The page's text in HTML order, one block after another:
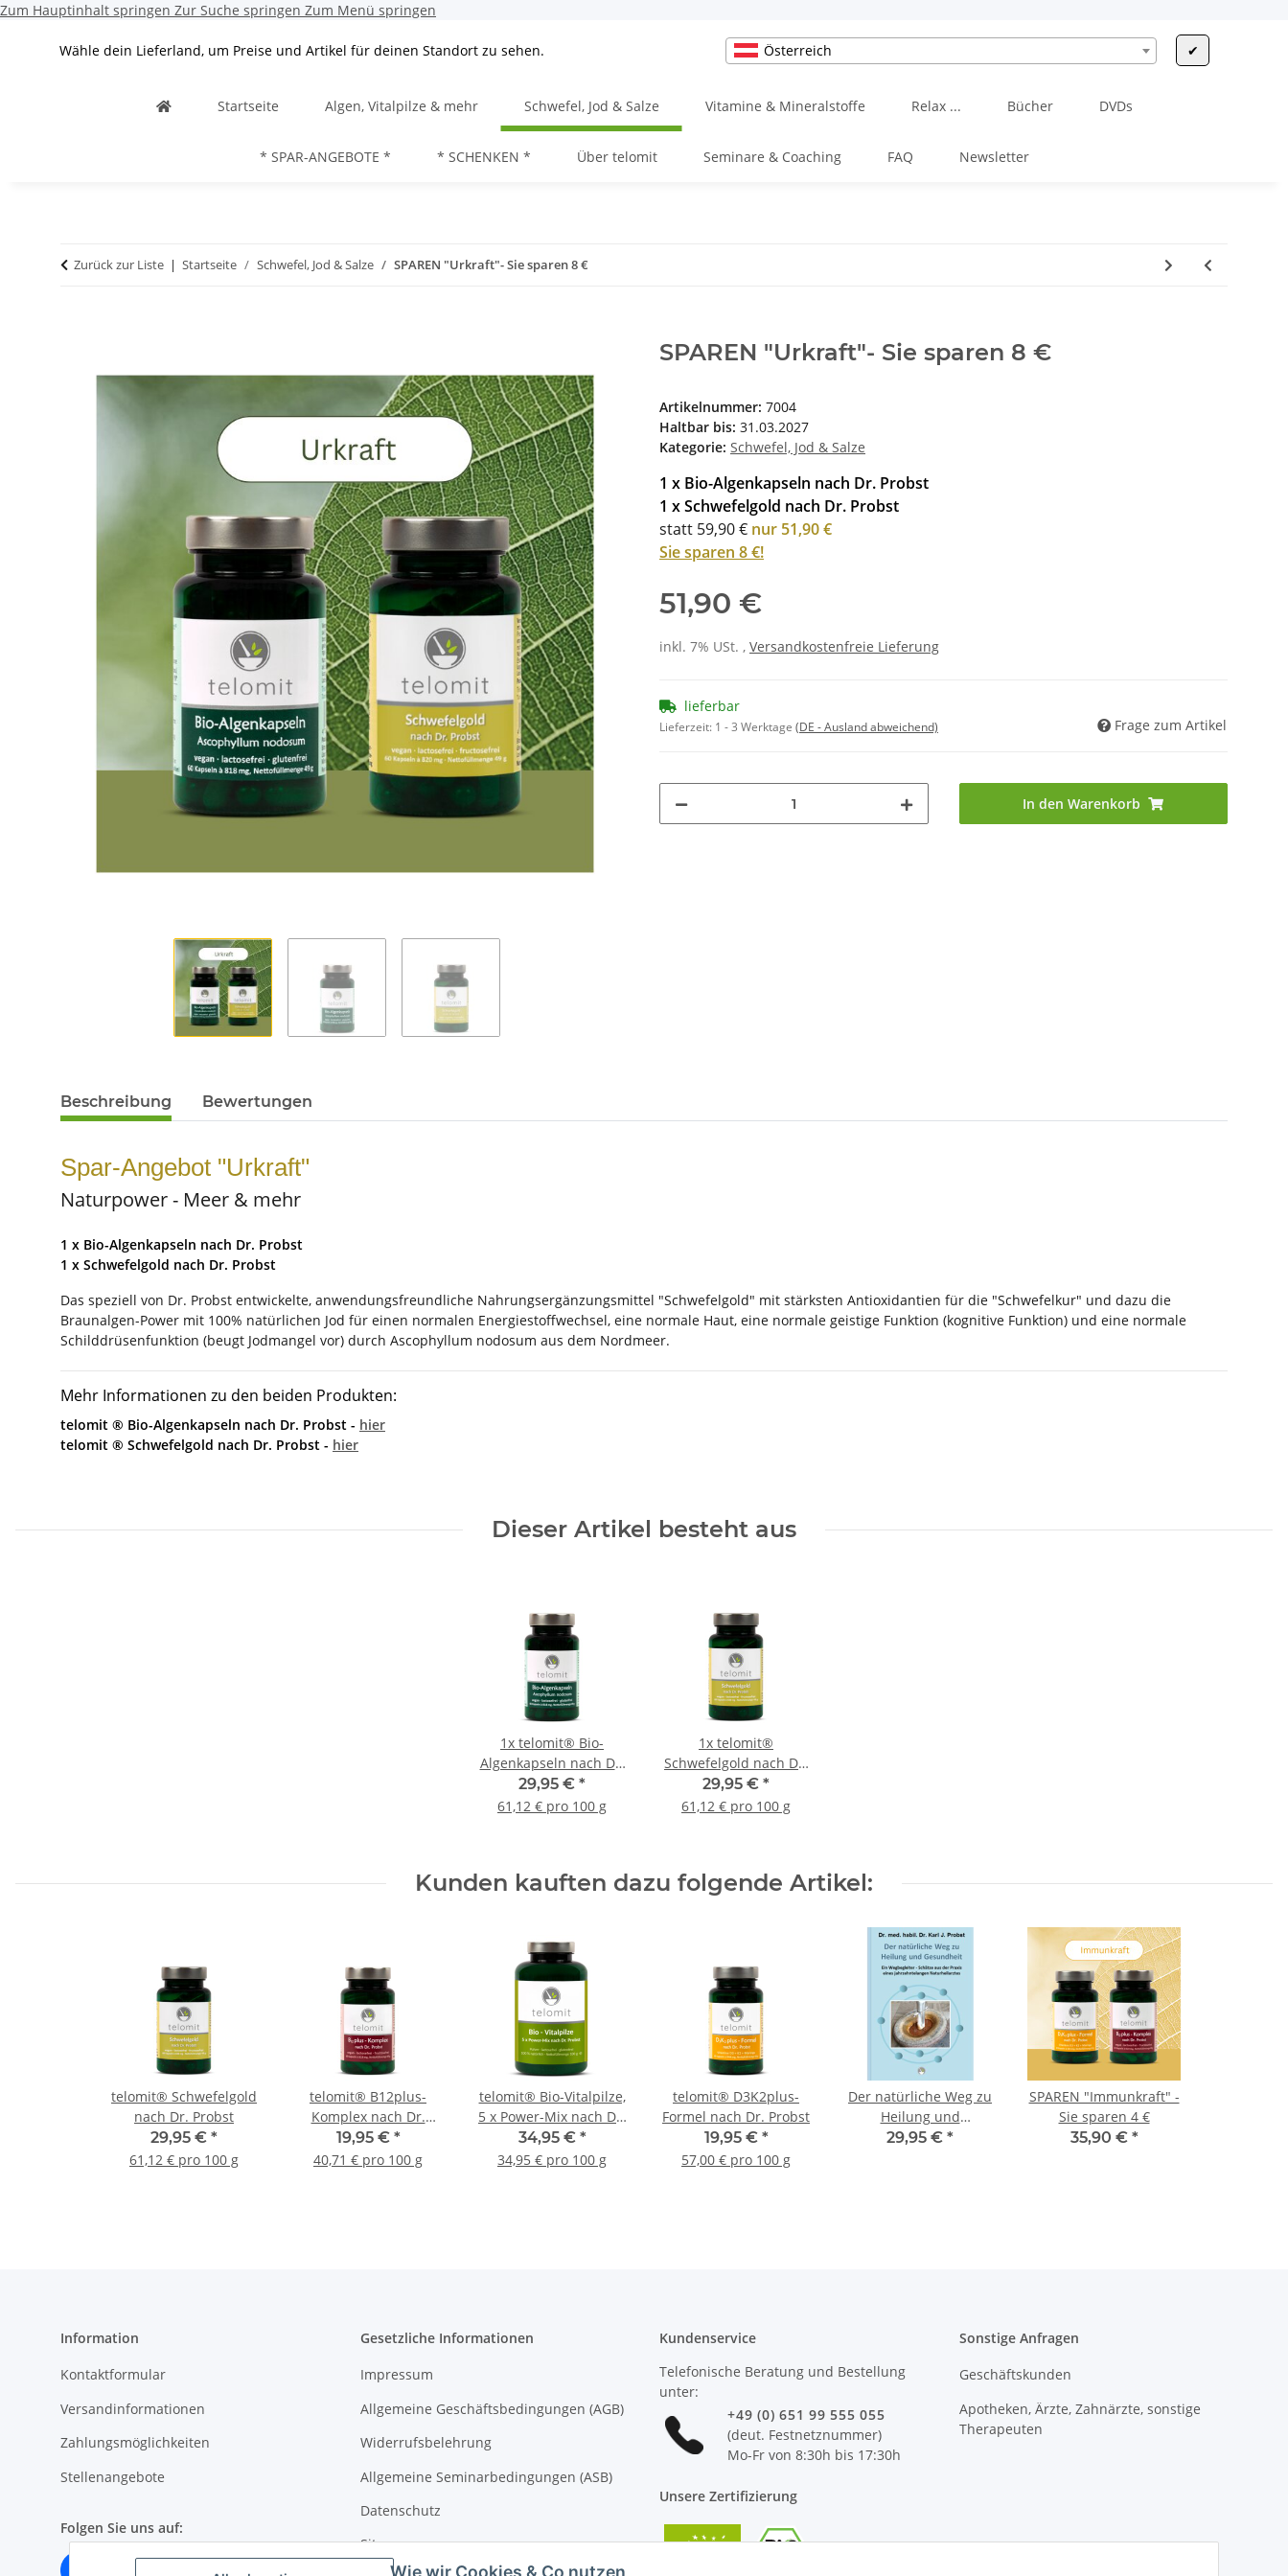
Zum Hauptinhalt springen Zur Suche springen Zum Menü springen
Wähle dein Lieferland, um Preise und Artikel für deinen Standort zu sehen. Österreich ✔
Startseite Algen, Vitalpilze & mehr Schwefel, Jod & Salze Vitamine & Mineralstoffe Relax ... Bücher DVDs
* SPAR-ANGEBOTE * * SCHENKEN * Über telomit Seminare & Coaching FAQ Newsletter
Zurück zur Liste Startseite Schwefel, Jod & Salze SPAREN "Urkraft"- Sie sparen 8 €
SPAREN "Urkraft"- Sie sparen 8 €
Artikelnummer: 7004
Haltbar bis: 31.03.2027
Kategorie: Schwefel, Jod & Salze
1 x Bio-Algenkapseln nach Dr. Probst
1 x Schwefelgold nach Dr. Probst
statt 59,90 € nur 51,90 €
Sie sparen 8 €!
51,90 €
inkl. 7% USt. , Versandkostenfreie Lieferung
lieferbar
Lieferzeit: 1 - 3 Werktage (DE - Ausland abweichend) Frage zum Artikel
In den Warenkorb
Beschreibung Bewertungen
Spar-Angebot "Urkraft"
Naturpower - Meer & mehr
1 x Bio-Algenkapseln nach Dr. Probst
1 x Schwefelgold nach Dr. Probst
Das speziell von Dr. Probst entwickelte, anwendungsfreundliche Nahrungsergänzungsmittel "Schwefelgold" mit stärksten Antioxidantien für die "Schwefelkur" und dazu die
Braunalgen-Power mit 100% natürlichen Jod für einen normalen Energiestoffwechsel, eine normale Haut, eine normale geistige Funktion (kognitive Funktion) und eine normale
Schilddrüsenfunktion (beugt Jodmangel vor) durch Ascophyllum nodosum aus dem Nordmeer.
Mehr Informationen zu den beiden Produkten:
telomit ® Bio-Algenkapseln nach Dr. Probst - hier
telomit ® Schwefelgold nach Dr. Probst - hier
Dieser Artikel besteht aus
1x telomit® Bio-
Algenkapseln nach Dr.
Probst
29,95 € *
61,12 € pro 100 g
1x telomit®
Schwefelgold nach Dr.
Probst
29,95 € *
61,12 € pro 100 g
Kunden kauften dazu folgende Artikel:
telomit® Schwefelgold
nach Dr. Probst
29,95 € *
61,12 € pro 100 g
telomit® B12plus-
Komplex nach Dr.
Probst
19,95 € *
40,71 € pro 100 g
telomit® Bio-Vitalpilze,
5 x Power-Mix nach Dr.
Probst
34,95 € *
34,95 € pro 100 g
telomit® D3K2plus-
Formel nach Dr. Probst
19,95 € *
57,00 € pro 100 g
Der natürliche Weg zu
Heilung und
Gesundheit
29,95 € *
SPAREN "Immunkraft" -
Sie sparen 4 €
35,90 € *
Information
Kontaktformular
Versandinformationen
Zahlungsmöglichkeiten
Stellenangebote
Folgen Sie uns auf:
Gesetzliche Informationen
Impressum
Allgemeine Geschäftsbedingungen (AGB)
Widerrufsbelehrung
Allgemeine Seminarbedingungen (ASB)
Datenschutz
Sitemap
Kundenservice
Telefonische Beratung und Bestellung
unter:
+49 (0) 651 99 555 055
(deut. Festnetznummer)
Mo-Fr von 8:30h bis 17:30h
Unsere Zertifizierung
Sonstige Anfragen
Geschäftskunden
Apotheken, Ärzte, Zahnärzte, sonstige
Therapeuten